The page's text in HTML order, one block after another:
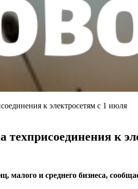
к электросетям с 1 июля
к
и среднего бизнеса,